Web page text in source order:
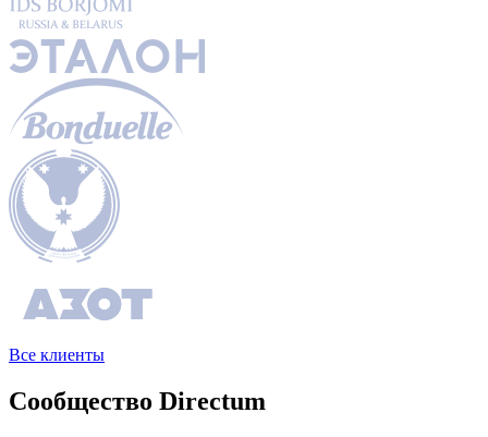
Все клиенты
Сообщество Directum